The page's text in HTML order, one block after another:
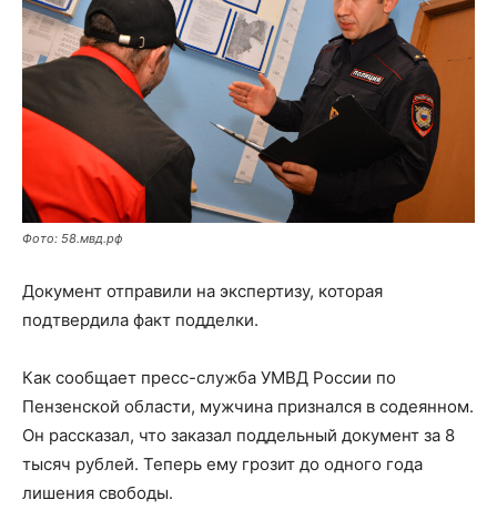
Фото: 58.мвд.рф
Документ отправили на экспертизу, которая
подтвердила факт подделки.
Как сообщает пресс-служба УМВД России по
Пензенской области, мужчина признался в содеянном.
Он рассказал, что заказал поддельный документ за 8
тысяч рублей. Теперь ему грозит до одного года
лишения свободы.